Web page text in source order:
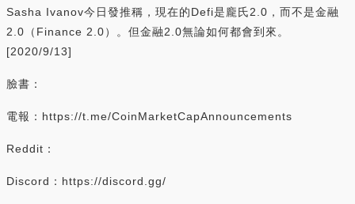
Sasha Ivanov今日發推稱，現在的Defi是龐氏2.0，而不是金融
2.0（Finance 2.0）。但金融2.0無論如何都會到來。
[2020/9/13]
臉書：
電報：https://t.me/CoinMarketCapAnnouncements
Reddit：
Discord：https://discord.gg/